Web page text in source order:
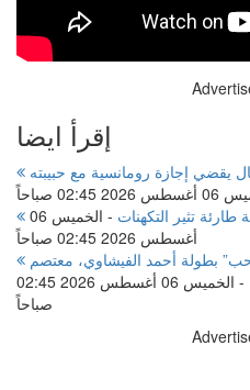
إقرأ ايضا
02:45 صباحاً
تثير التكهنات -
الخميس 06
أغسطس 2026 02:45 صباحاً
-
الخميس 06 أغسطس 2026 02:45
صباحاً